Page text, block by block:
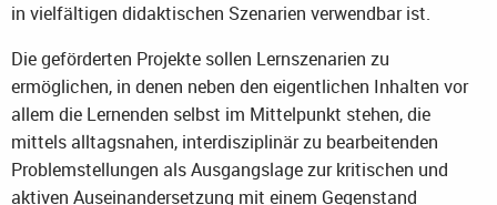
in viel­fäl­ti­gen di­dak­ti­schen Sze­na­ri­en ver­wend­bar ist.
Die geförderten Projekte sollen Lernszenarien zu
ermöglichen, in denen neben den eigentlichen Inhalten vor
allem die Lernenden selbst im Mittelpunkt stehen, die
mittels alltagsnahen, interdisziplinär zu bearbeitenden
Problemstellungen als Ausgangslage zur kritischen und
aktiven Auseinandersetzung mit einem Gegenstand